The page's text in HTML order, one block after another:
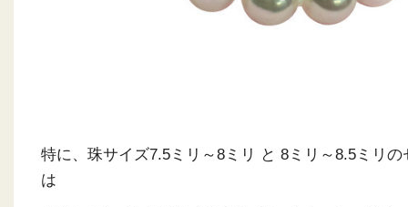
特に、珠サイズ7.5ミリ～8ミリ と 8ミリ～8.5ミリの
は